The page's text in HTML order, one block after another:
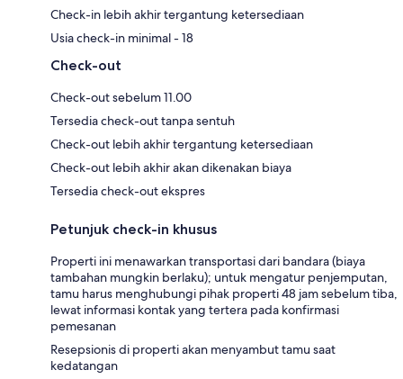
Check-in lebih akhir tergantung ketersediaan
Usia check-in minimal - 18
Check-out
Check-out sebelum 11.00
Tersedia check-out tanpa sentuh
Check-out lebih akhir tergantung ketersediaan
Check-out lebih akhir akan dikenakan biaya
Tersedia check-out ekspres
Petunjuk check-in khusus
Properti ini menawarkan transportasi dari bandara (biaya
tambahan mungkin berlaku); untuk mengatur penjemputan,
tamu harus menghubungi pihak properti 48 jam sebelum tiba,
lewat informasi kontak yang tertera pada konfirmasi
pemesanan
Resepsionis di properti akan menyambut tamu saat
kedatangan